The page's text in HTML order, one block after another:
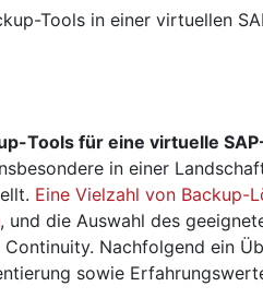
Tools für eine virtuelle
in einer
Eine Vielzahl von Backup-
, und die Auswahl des
Nachfolgend ein
sowie